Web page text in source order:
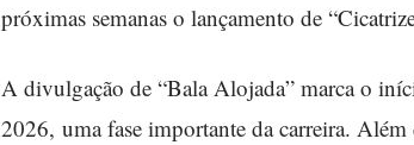
próximas semanas o lançamento de
A divulgação de “Bala Alojada” marca o
2026, uma fase importante da carreira.